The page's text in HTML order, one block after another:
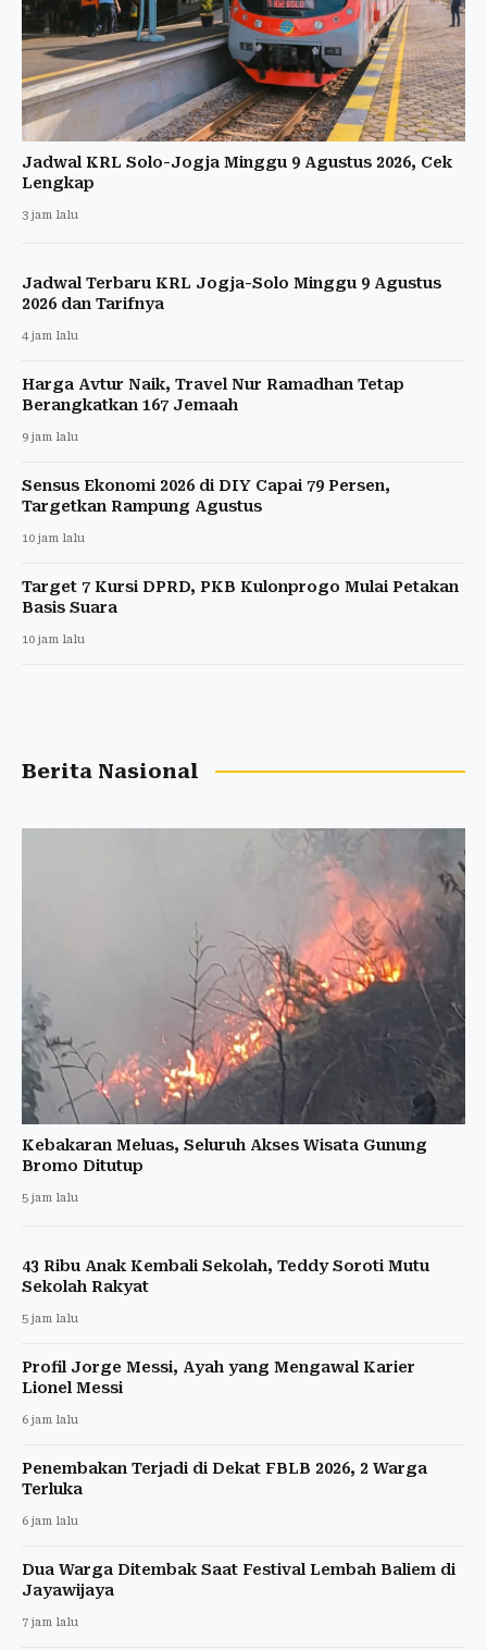
Jadwal KRL Solo-Jogja Minggu 9 Agustus 2026, Cek
Lengkap
3 jam lalu
Jadwal Terbaru KRL Jogja-Solo Minggu 9 Agustus
2026 dan Tarifnya
4 jam lalu
Harga Avtur Naik, Travel Nur Ramadhan Tetap
Berangkatkan 167 Jemaah
9 jam lalu
Sensus Ekonomi 2026 di DIY Capai 79 Persen,
Targetkan Rampung Agustus
10 jam lalu
Target 7 Kursi DPRD, PKB Kulonprogo Mulai Petakan
Basis Suara
10 jam lalu
Berita Nasional
Kebakaran Meluas, Seluruh Akses Wisata Gunung
Bromo Ditutup
5 jam lalu
43 Ribu Anak Kembali Sekolah, Teddy Soroti Mutu
Sekolah Rakyat
5 jam lalu
Profil Jorge Messi, Ayah yang Mengawal Karier
Lionel Messi
6 jam lalu
Penembakan Terjadi di Dekat FBLB 2026, 2 Warga
Terluka
6 jam lalu
Dua Warga Ditembak Saat Festival Lembah Baliem di
Jayawijaya
7 jam lalu